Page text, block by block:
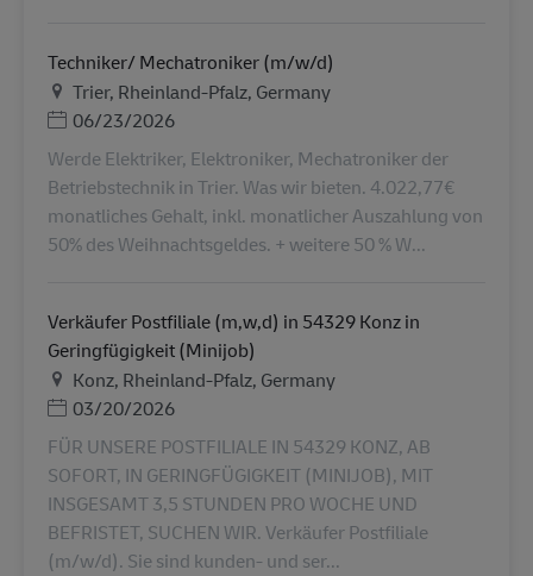
Techniker/ Mechatroniker (m/w/d)
PlatsTrier, Rheinland-Pfalz, Germany
Posted Date
06/23/2026
Werde Elektriker, Elektroniker, Mechatroniker der
Betriebstechnik in Trier. Was wir bieten. 4.022,77€
monatliches Gehalt, inkl. monatlicher Auszahlung von
50% des Weihnachtsgeldes. + weitere 50 % W...
Verkäufer Postfiliale (m,w,d) in 54329 Konz in
Geringfügigkeit (Minijob)
PlatsKonz, Rheinland-Pfalz, Germany
Posted Date
03/20/2026
FÜR UNSERE POSTFILIALE IN 54329 KONZ, AB
SOFORT, IN GERINGFÜGIGKEIT (MINIJOB), MIT
INSGESAMT 3,5 STUNDEN PRO WOCHE UND
BEFRISTET, SUCHEN WIR. Verkäufer Postfiliale
(m/w/d). Sie sind kunden- und ser...